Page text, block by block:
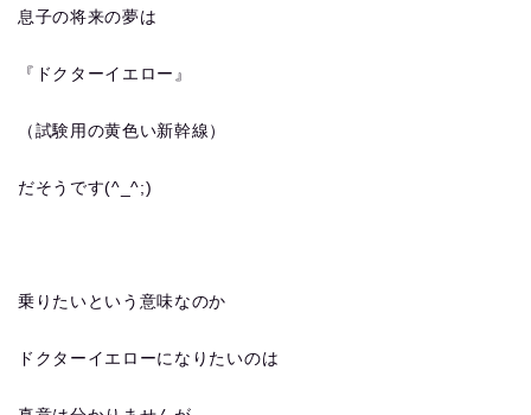
息子の将来の夢は
『ドクターイエロー』
（試験用の黄色い新幹線）
だそうです(^_^;)
乗りたいという意味なのか
ドクターイエローになりたいのは